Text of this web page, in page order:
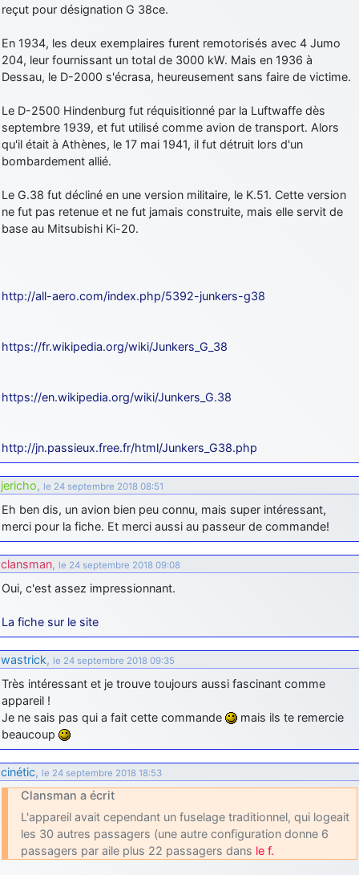
reçut pour désignation G 38ce.
En 1934, les deux exemplaires furent remotorisés avec 4 Jumo
204, leur fournissant un total de 3000 kW. Mais en 1936 à
Dessau, le D-2000 s'écrasa, heureusement sans faire de victime.
Le D-2500 Hindenburg fut réquisitionné par la Luftwaffe dès
septembre 1939, et fut utilisé comme avion de transport. Alors
qu'il était à Athènes, le 17 mai 1941, il fut détruit lors d'un
bombardement allié.
Le G.38 fut décliné en une version militaire, le K.51. Cette version
ne fut pas retenue et ne fut jamais construite, mais elle servit de
base au Mitsubishi Ki-20.
http://all-aero.com/index.php/5392-junkers-g38
https://fr.wikipedia.org/wiki/Junkers_G_38
https://en.wikipedia.org/wiki/Junkers_G.38
http://jn.passieux.free.fr/html/Junkers_G38.php
jericho, le 24 septembre 2018 08:51
Eh ben dis, un avion bien peu connu, mais super intéressant,
merci pour la fiche. Et merci aussi au passeur de commande!
clansman, le 24 septembre 2018 09:08
Oui, c'est assez impressionnant.
La fiche sur le site
wastrick, le 24 septembre 2018 09:35
Très intéressant et je trouve toujours aussi fascinant comme
appareil !
Je ne sais pas qui a fait cette commande
mais ils te remercie
beaucoup
cinétic, le 24 septembre 2018 18:53
Clansman a écrit
L'appareil avait cependant un fuselage traditionnel, qui logeait
les 30 autres passagers (une autre configuration donne 6
passagers par aile plus 22 passagers dans le f.